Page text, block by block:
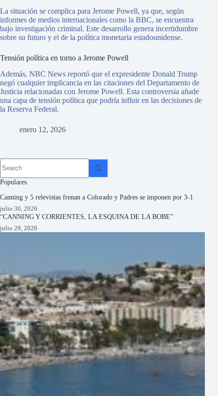
La situación se complica para Jerome Powell, ya que, según
informes de medios internacionales como la BBC, se encuentra
bajo investigación criminal. Este desarrollo genera incertidumbre
sobre su futuro y el de la política monetaria estadounidense.
Tensión política en torno a Jerome Powell
Además, NBC News reportó que el expresidente Donald Trump
negó cualquier implicancia en las citaciones del Departamento de
Justicia relacionadas con Jerome Powell. Esta controversia añade
una capa de tensión política que podría influir en las decisiones de
la Reserva Federal.
enero 12, 2026
Populares
Canning y 5 relevistas frenan a Colorado y Padres se imponen por 3-1
julio 30, 2026
“CANNING Y CORRIENTES, LA ESQUINA DE LA BOBE”
julio 29, 2026